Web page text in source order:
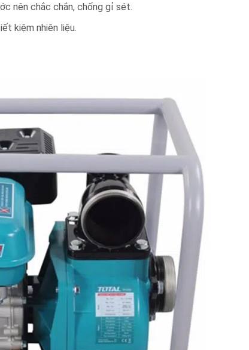
nên chắc chắn, chống gỉ sét.
kiệm nhiên liệu.